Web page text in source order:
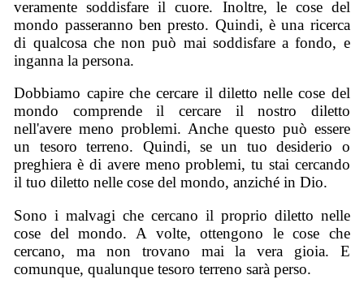
veramente soddisfare il cuore. Inoltre, le cose del
mondo passeranno ben presto. Quindi, è una ricerca
di qualcosa che non può mai soddisfare a fondo, e
inganna la persona.
Dobbiamo capire che cercare il diletto nelle cose del
mondo comprende il cercare il nostro diletto
nell'avere meno problemi. Anche questo può essere
un tesoro terreno. Quindi, se un tuo desiderio o
preghiera è di avere meno problemi, tu stai cercando
il tuo diletto nelle cose del mondo, anziché in Dio.
Sono i malvagi che cercano il proprio diletto nelle
cose del mondo. A volte, ottengono le cose che
cercano, ma non trovano mai la vera gioia. E
comunque, qualunque tesoro terreno sarà perso.